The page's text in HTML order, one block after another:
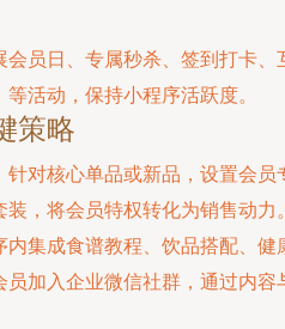
会员日、专属秒杀、签到打卡、
活动，保持小程序活跃度。
策略
针对核心单品或新品，设置会员
，将会员特权转化为销售动力
内集成食谱教程、饮品搭配、健
加入企业微信社群，通过内容